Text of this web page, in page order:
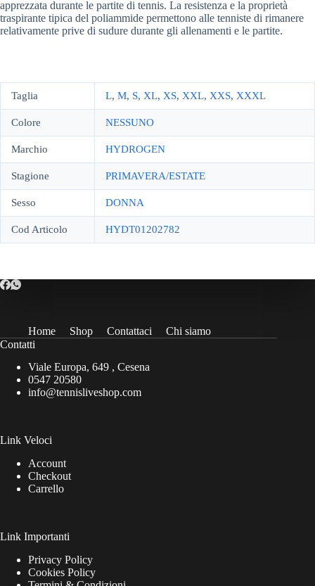
apprezzata durante le partite di tennis. La resistenza e la proprietà
traspirante tipica del poliammide permettono alle tenniste di rimanere
relativamente prive di sudure durante gli allenamenti e le partite.
Taglia L, M, S, XL, XS, XXL, XXS, XXXL
Colore NESSUNO
Marchio HYDROGEN
Stagione PRIMAVERA/ESTATE
Sesso DONNA
Cod Articolo HYDT01202782
Home Shop Contattaci
Chi siamo
Contatti
Viale Europa, 649 , Cesena
0547 20580
info@tennisliveshop.com
Link Veloci
Account
Checkout
Carrello
Link Importanti
Privacy Policy
Cookies Policy